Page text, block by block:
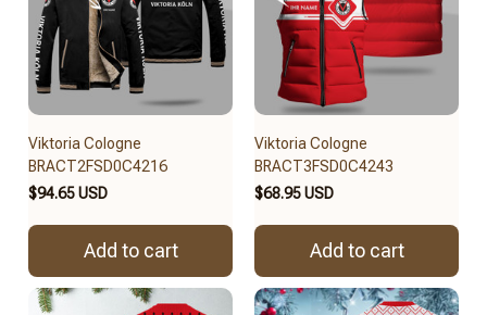
Viktoria Cologne
BRACT2FSD0C4216
$94.65 USD
Add to cart
Viktoria Cologne
BRACT3FSD0C4243
$68.95 USD
Add to cart